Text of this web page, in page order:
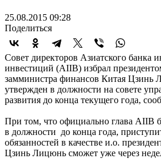
25.08.2015 09:28
Поделиться
Совет директоров Азиатского банка
инвестиций (AIIB) избрал
замминистра финансов Китая Цзинь
утвержден в должности на совете
развития до конца текущего года,
При том, что официально глава AIIB
в должности до конца года,
обязанностей в качестве и.о.
Цзинь Лицюнь сможет уже через